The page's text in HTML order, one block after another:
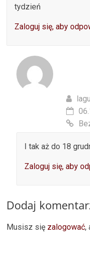
tydzień
Zaloguj się, aby
I tak aż do 18
Zaloguj się, aby
Dodaj
Musisz się zalogować,